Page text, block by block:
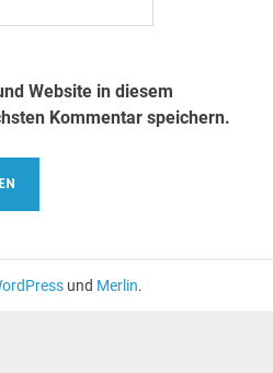
Website in diesem
Kommentar speichern.
und Merlin.